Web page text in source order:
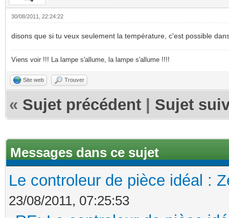
30/08/2011, 22:24:22
disons que si tu veux seulement la température, c'est possible
Viens voir !!! La lampe s'allume, la lampe s'allume !!!!
Site web Trouver
« Sujet précédent Sujet
Messages dans ce sujet
Le controleur de pièce idéal :
23/08/2011, 07:25:53